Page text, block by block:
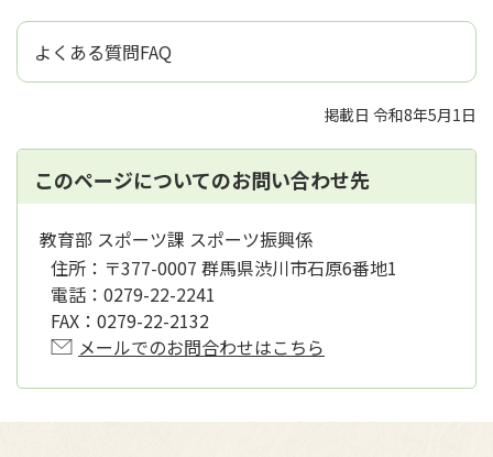
よくある質問FAQ
掲載日 令和8年5月1日
このページについてのお問い合わせ先
教育部 スポーツ課 スポーツ振興係
住所： 〒377-0007 群馬県渋川市石原6番地1
電話： 0279-22-2241
FAX： 0279-22-2132
メールでのお問合わせはこちら